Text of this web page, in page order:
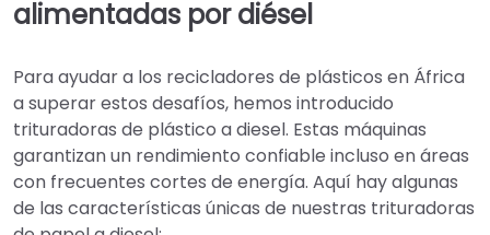
alimentadas por diésel
Para ayudar a los recicladores de plásticos en África
a superar estos desafíos, hemos introducido
trituradoras de plástico a diesel. Estas máquinas
garantizan un rendimiento confiable incluso en áreas
con frecuentes cortes de energía. Aquí hay algunas
de las características únicas de nuestras trituradoras